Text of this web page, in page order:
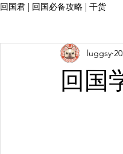
回国君 | 回国必备攻略 | 干货
回国
luggsy